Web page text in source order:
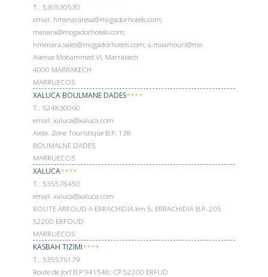
Т.: 530530530
email: hmenararesa@mogadorhotels.com;
menara@mogadorhotels.com;
hmenara.sales@mogadorhotels.com; a.maamouri@mo
Avenue Mohammed VI, Marrakech
4000 MARRAKECH
MARRUECOS
XALUCA BOULMANE DADES****
Т.: 524830060
email: xaluca@xaluca.com
Avda. Zone Touristique B.P, 138
BOUMALNE DADES
MARRUECOS
XALUCA****
Т.: 535578450
email: xaluca@xaluca.com
ROUTE ARFOUD A ERRACHIDIA km 5, ERRACHIDIA B.P. 205
52200 ERFOUD
MARRUECOS
KASBAH TIZIMI****
Т.: 535576179
Route de Jorf B.P 941548; CP 52200 ERFUD